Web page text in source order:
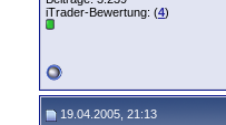
iTrader-Bewertung: (4)
19.04.2005, 21:13